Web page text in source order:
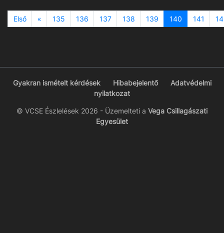
Első «Previous
135 136 137 138 139 140 141
Gyakran ismételt kérdések Hibabejelentő
Adatvédelmi
nyilatkozat
© VCSE Észlelések 2026 - Üzemelteti a Vega Csillagászati
Egyesület